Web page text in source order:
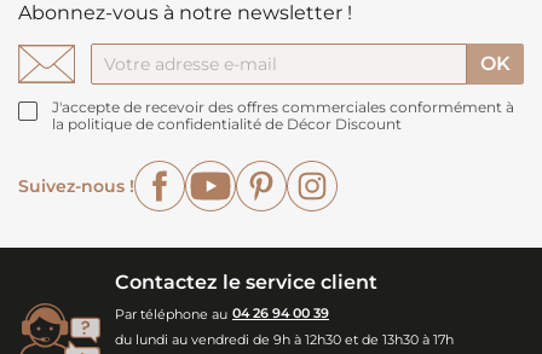
Abonnez-vous à notre newsletter !
J'accepte de recevoir des offres commerciales conformément à
la politique de confidentialité de Décor Discount
Suivez-nous !
FacebookYouTubePinterest
Contactez le service client
Par téléphone au 04 26 94 00 39
du lundi au vendredi de 9h à 12h30 et de 13h30 à 17h